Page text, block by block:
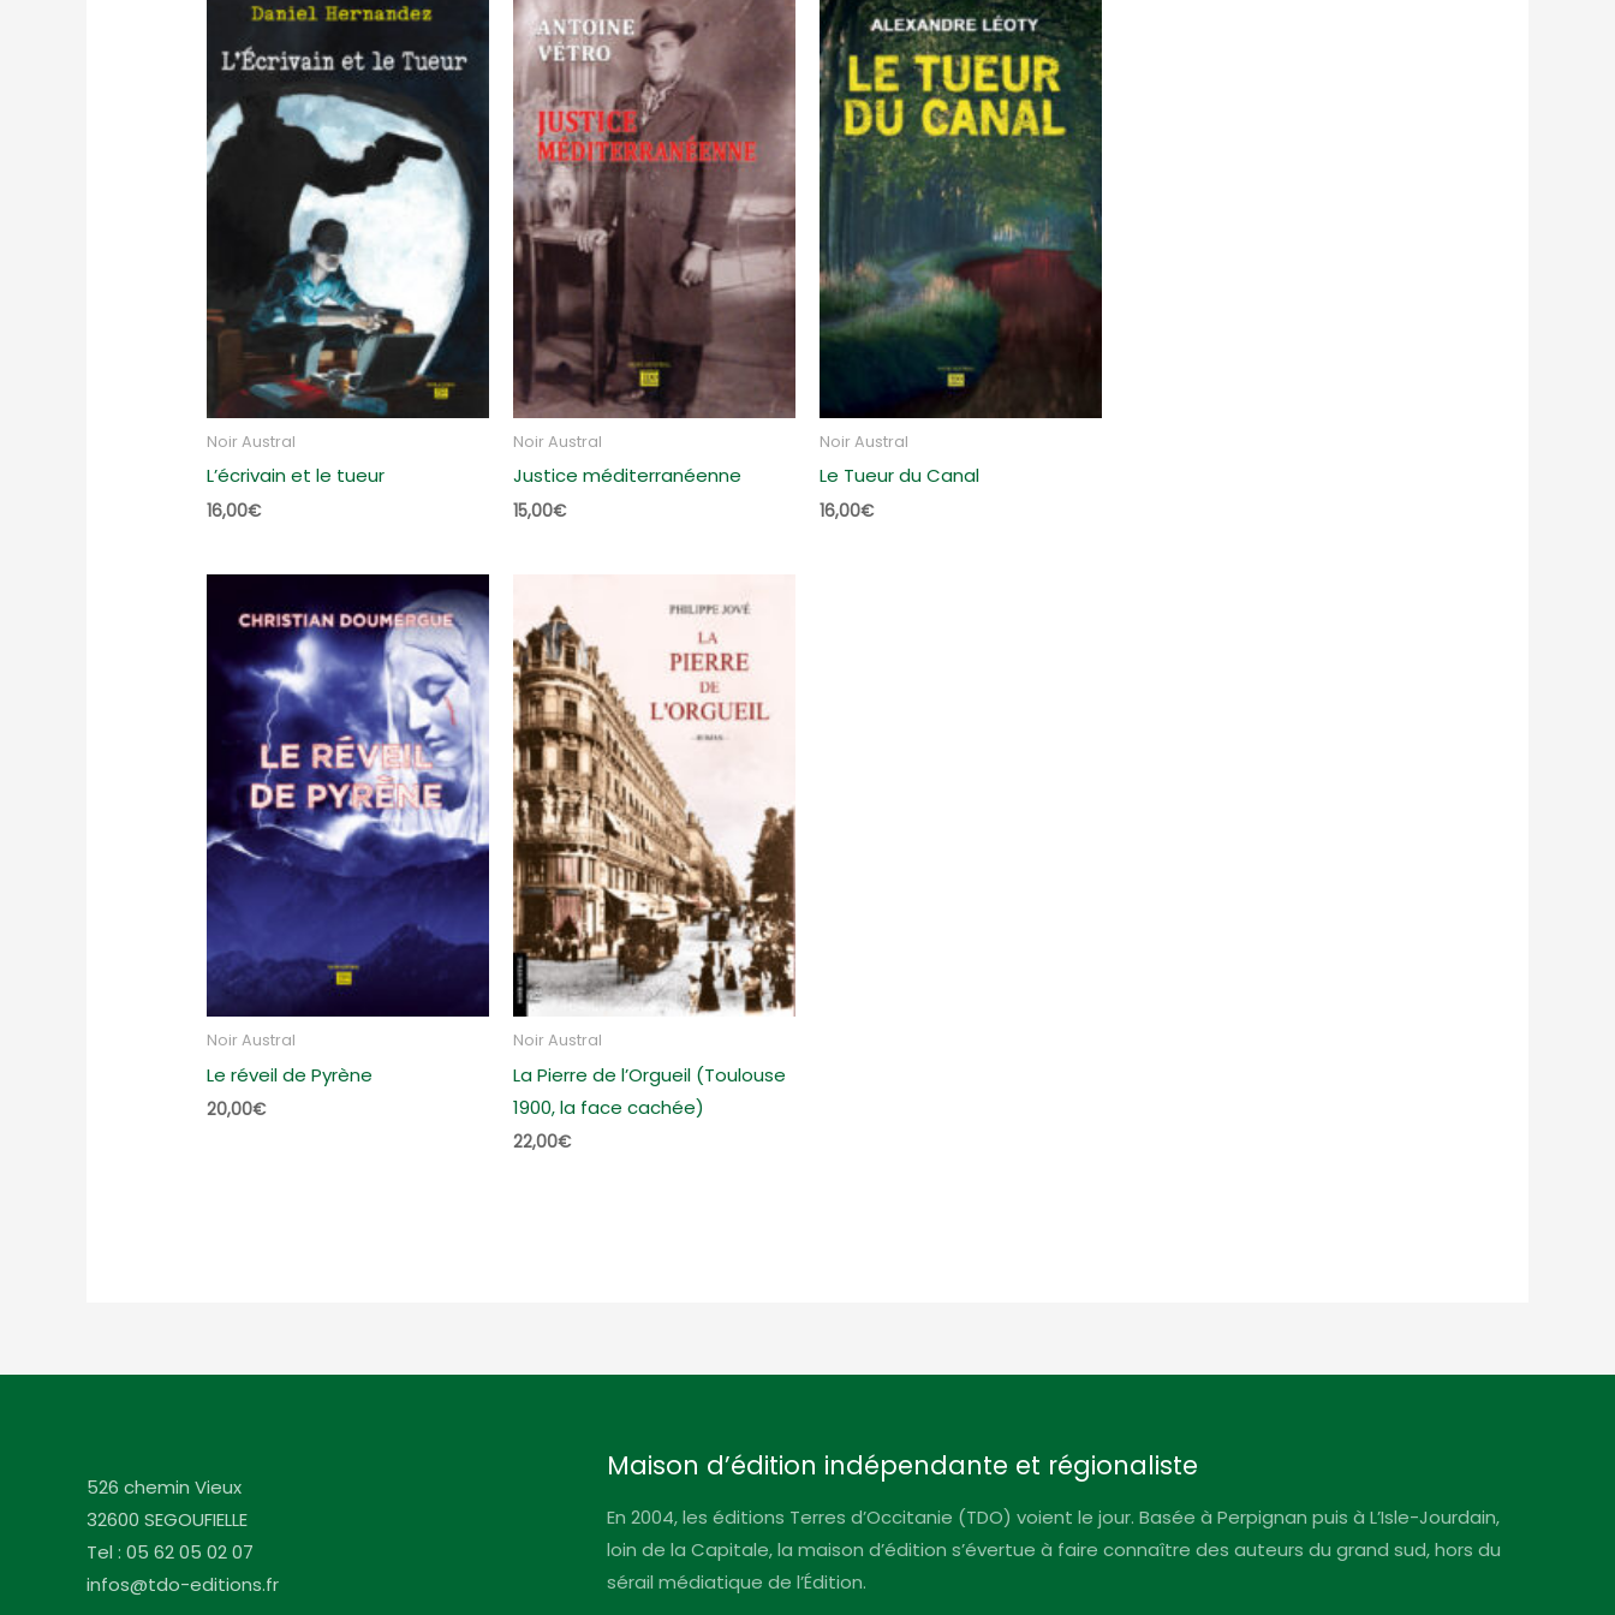
Noir Austral
L’écrivain et le tueur
16,00€
Noir Austral
Justice méditerranéenne
15,00€
Noir Austral
Le Tueur du Canal
16,00€
Noir Austral
Le réveil de Pyrène
20,00€
Noir Austral
La Pierre de l’Orgueil (Toulouse
1900, la face cachée)
22,00€
526 chemin Vieux
32600 SEGOUFIELLE
Tel : 05 62 05 02 07
infos@tdo-editions.fr
Maison d’édition indépendante et régionaliste
En 2004, les éditions Terres d’Occitanie (TDO) voient le jour. Basée à Perpignan puis à L’Isle-Jourdain,
loin de la Capitale, la maison d’édition s’évertue à faire connaître des auteurs du grand sud, hors du
sérail médiatique de l’Édition.